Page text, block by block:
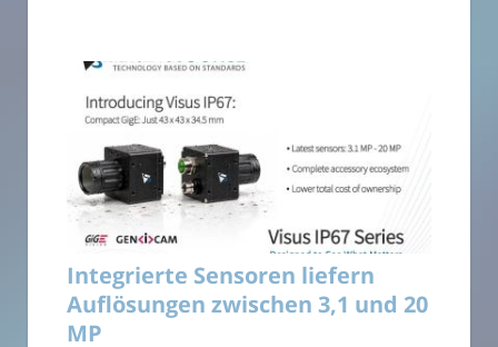
Integrierte Sensoren liefern
Auflösungen zwischen 3,1 und 20
MP